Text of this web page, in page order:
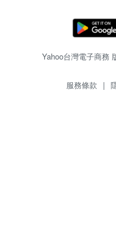
Yahoo台灣電子商務
服務條款 |